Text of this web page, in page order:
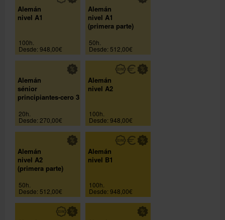
Alemán
nivel A1
100h.
Desde: 948,00€
Alemán
nivel A1
(primera parte)
50h.
Desde: 512,00€
Alemán
sénior
principiantes-cero 3
20h.
Desde: 270,00€
Alemán
nivel A2
100h.
Desde: 948,00€
Alemán
nivel A2
(primera parte)
50h.
Desde: 512,00€
Alemán
nivel B1
100h.
Desde: 948,00€